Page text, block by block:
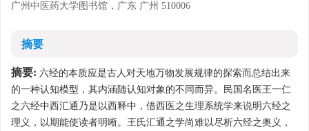
广州中医药大学图书馆，广东 广州 510006
摘要
摘要: 六经的本质应是古人对天地万物发展规律的探索而总结出来
的一种认知模型，其内涵随认知对象的不同而异。民国名医王一仁
之六经中西汇通乃是以西释中，借西医之生理系统学来说明六经之
理义，以期能使读者明晰。王氏汇通之学尚难以尽析六经之奥义，